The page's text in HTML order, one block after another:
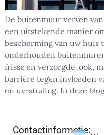
De buitenmuur verven
een uitstekende manier
bescherming van uw huis
onderhouden
frisse en verzorgde look,
barrière tegen invloeden
en uv-straling. In deze
Contactinformatie: